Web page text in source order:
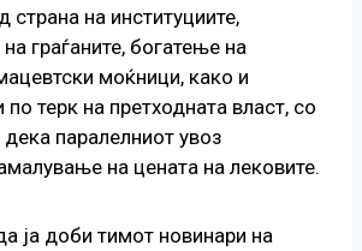
страна на институциите,
граѓаните, богатење на
моќници, како и
терк на претходната власт, со
паралелниот увоз
на цената на лековите.
ја доби тимот новинари на